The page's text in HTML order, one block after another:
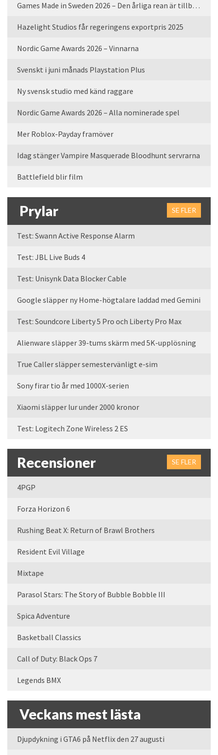
Games Made in Sweden 2026 – Den årliga rean är tillbaka
Hazelight Studios får regeringens exportpris 2025
Nordic Game Awards 2026 – Vinnarna
Svenskt i juni månads Playstation Plus
Ny svensk studio med känd raggare
Nordic Game Awards 2026 – Alla nominerade spel
Mer Roblox-Payday framöver
Idag stänger Vampire Masquerade Bloodhunt servrarna
Battlefield blir film
Prylar SE FLER
Test: Swann Active Response Alarm
Test: JBL Live Buds 4
Test: Unisynk Data Blocker Cable
Google släpper ny Home-högtalare laddad med Gemini
Test: Soundcore Liberty 5 Pro och Liberty Pro Max
Alienware släpper 39-tums skärm med 5K-upplösning
True Caller släpper semestervänligt e-sim
Sony firar tio år med 1000X-serien
Xiaomi släpper lur under 2000 kronor
Test: Logitech Zone Wireless 2 ES
Recensioner SE FLER
4PGP
Forza Horizon 6
Rushing Beat X: Return of Brawl Brothers
Resident Evil Village
Mixtape
Parasol Stars: The Story of Bubble Bobble III
Spica Adventure
Basketball Classics
Call of Duty: Black Ops 7
Legends BMX
Veckans mest lästa
Djupdykning i GTA6 på Netflix den 27 augusti